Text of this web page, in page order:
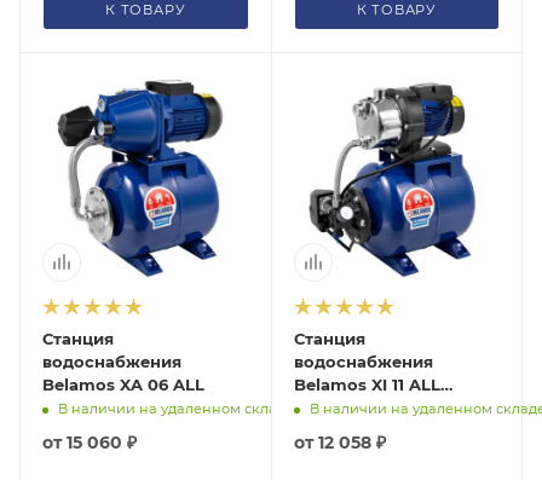
К ТОВАРУ К ТОВАРУ
Станция
водоснабжения
Belamos XA 06 ALL
В наличии на удаленном складе
от15 060 ₽
Станция
водоснабжения
Belamos XI 11 ALL
XI11ALLБK
В наличии на удаленном
от12 058 ₽